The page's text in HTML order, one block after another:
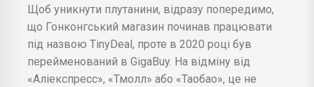
Щоб уникнути плутанини, відразу попередимо,
що Гонконгський магазин починав працювати
під назвою TinyDeal, проте в 2020 році був
перейменований в GigaBuy. На відміну від
«Аліекспресс», «Тмолл» або «Таобао», це не